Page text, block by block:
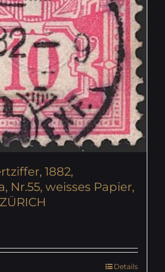
1882,
Nr.55, weisses Papier,
Details